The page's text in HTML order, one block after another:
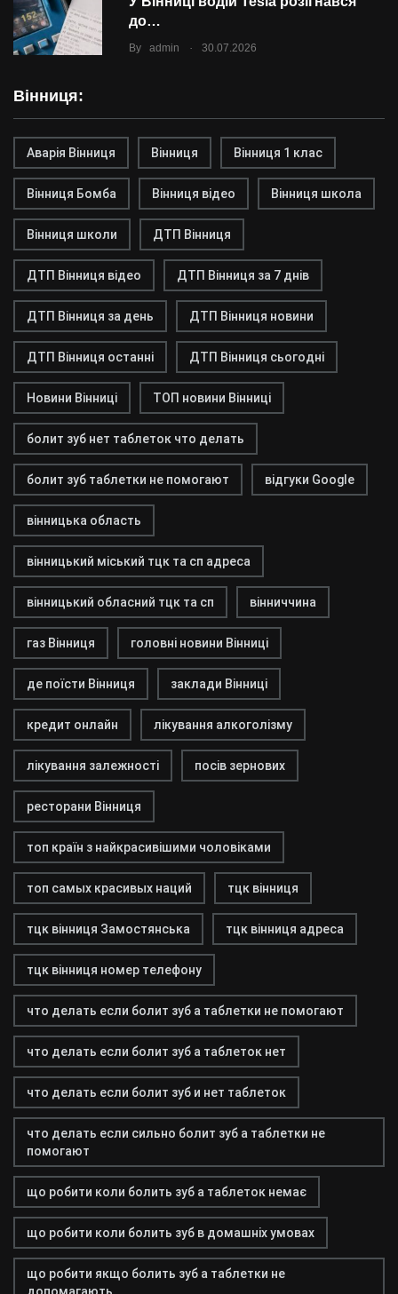
до…
By admin . 30.07.2026
Вінниця:
Аварія Вінниця Вінниця Вінниця 1 клас
Вінниця Бомба Вінниця відео Вінниця школа
Вінниця школи ДТП Вінниця
ДТП Вінниця відео ДТП Вінниця за 7 днів
ДТП Вінниця за день ДТП Вінниця новини
ДТП Вінниця останні ДТП Вінниця сьогодні
Новини Вінниці ТОП новини Вінниці
болит зуб нет таблеток что делать
болит зуб таблетки не помогают відгуки Google
вінницька область
вінницький міський тцк та сп адреса
вінницький обласний тцк та сп вінниччина
газ Вінниця головні новини Вінниці
де поїсти Вінниця заклади Вінниці
кредит онлайн лікування алкоголізму
лікування залежності посів зернових
ресторани Вінниця
топ країн з найкрасивішими чоловіками
топ самых красивых наций тцк вінниця
тцк вінниця Замостянська тцк вінниця адреса
тцк вінниця номер телефону
что делать если болит зуб а таблетки не помогают
что делать если болит зуб а таблеток нет
что делать если болит зуб и нет таблеток
что делать если сильно болит зуб а таблетки не
помогают
що робити коли болить зуб а таблеток немає
що робити коли болить зуб в домашніх умовах
що робити якщо болить зуб а таблетки не